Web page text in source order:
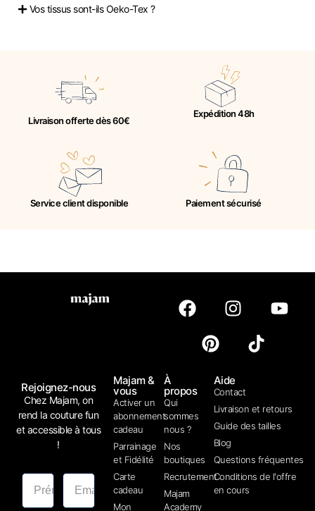
Vos tissus sont-ils Oeko-Tex ?
Livraison offerte dès 60€
Expédition 48h
Service client disponible Paiement sécurisé
Aide
Contact
Livraison et retours
Guide des tailles
Blog
Questions fréquentes
Conditions de l'offre
en cours
À
propos
Qui
sommes
nous ?
Nos
boutiques
Recrutement
Majam
Academy
Majam &
vous
Activer un
abonnement
cadeau
Parrainage
et Fidélité
Carte
cadeau
Mon
Rejoignez-nous
Chez Majam, on
rend la couture fun
et accessible à tous
!